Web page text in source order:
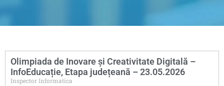
Olimpiada de Inovare și Creativitate Digitală –
InfoEducație, Etapa județeană – 23.05.2026
Inspector Informatica